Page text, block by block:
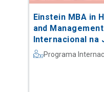
Einstein MBA in
and
Internacional na
Programa